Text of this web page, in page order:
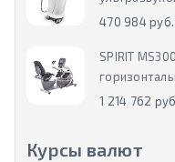
470 984 руб.
SPIRIT
1 214 762
Курсы валют